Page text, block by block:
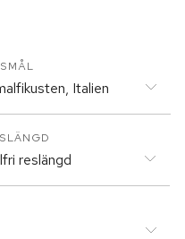
Italien
reslängd